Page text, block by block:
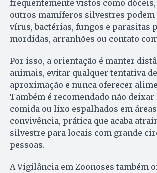
frequentemente vistos como dóceis,
outros mamíferos silvestres
vírus, bactérias, fungos e parasitas
mordidas, arranhões ou contato
Por isso, a orientação é manter
animais, evitar qualquer tentativa
aproximação e nunca oferecer
Também é recomendado não deixar
comida ou lixo espalhados em
convivência, prática que acaba
silvestre para locais com grande
pessoas.
A Vigilância em Zoonoses também